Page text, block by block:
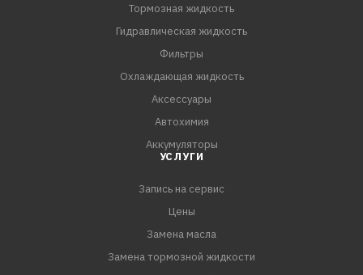
Тормозная жидкость
Гидравлическая жидкость
Фильтры
Охлаждающая жидкость
Аксессуары
Автохимия
Аккумуляторы
УСЛУГИ
Запись на сервис
Цены
Замена масла
Замена тормозной жидкости